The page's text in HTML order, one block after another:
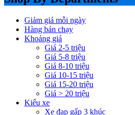
Giảm giá mỗi ngày
Hàng bán chạy
Khoảng giá
Giá 2-5 triệu
Giá 5-8 triệu
Giá 8-10 triệu
Giá 10-15 triệu
Giá 15-20 triệu
Giá > 20 triệu
Kiểu xe
Xe đạp gấp 3 khúc